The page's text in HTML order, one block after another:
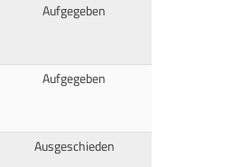
Aufgegeben
Aufgegeben
Ausgeschieden